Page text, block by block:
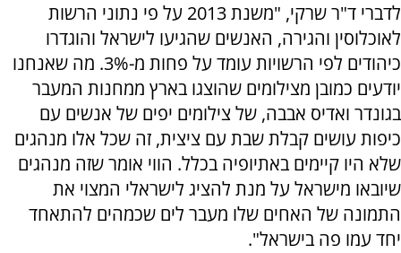
לדברי ד"ר שרקי, "משנת 2013 על פי נתוני הרשות
לאוכלוסין והגירה, האנשים שהגיעו לישראל והוגדרו
כיהודים לפי הרשויות עומד על פחות מ-3%. מה שאנחנו
יודעים כמובן מצילומים שהוצגו בארץ ממחנות המעבר
בגונדר ואדיס אבבה, של צילומים יפים של אנשים עם
כיפות עושים קבלת שבת עם ציצית, זה שכל אלו מנהגים
שלא היו קיימים באתיופיה בכלל. הווי אומר שזה מנהגים
שיובאו מישראל על מנת להציג לישראלי המצוי את
התמונה של האחים שלו מעבר לים שכמהים להתאחד
יחד עמו פה בישראל".